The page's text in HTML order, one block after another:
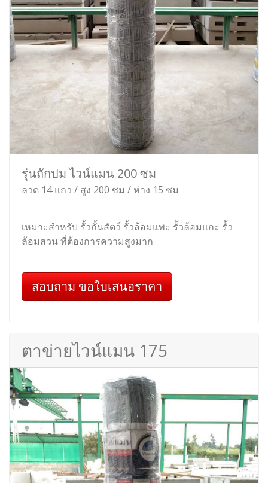
รุ่นถักปม ไวน์แมน 200 ซม
ลวด 14 แถว / สูง 200 ซม / ห่าง 15 ซม
เหมาะสำหรับ รั้วกั้นสัตว์ รั้วล้อมแพะ รั้วล้อมแกะ รั้ว
ล้อมสวน ที่ต้องการความสูงมาก
สอบถาม ขอใบเสนอราคา
ตาข่ายไวน์แมน 175